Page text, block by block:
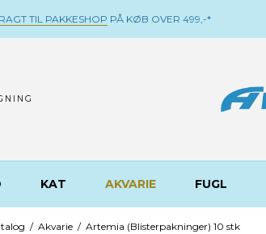
TIL PAKKESHOP PÅ KØB OVER 499,-*
KAT AKVARIE FUGL
/ Akvarie / Artemia (Blisterpakninger) 10 stk